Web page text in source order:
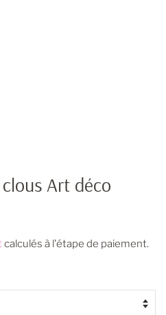
Art déco
calculés à l'étape de paiement.